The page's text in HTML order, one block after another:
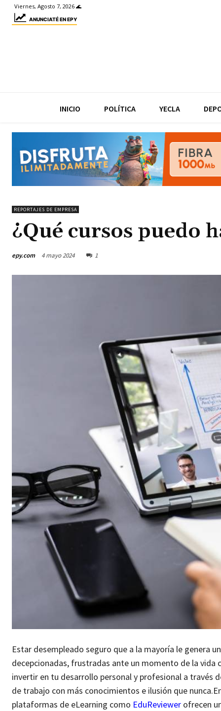
Viernes, Agosto 7, 2026 🌊
ANUNCIATÉ EN EPY
INICIO POLÍTICA YECLA
REPORTAJES DE EMPRESA
¿Qué cursos puedo
epy.com 4 mayo 2024 1
Estar desempleado seguro que a la mayoría le genera
decepcionadas, frustradas ante un momento de la vida
invertir en tu desarrollo personal y profesional a través
de trabajo con más conocimientos e ilusión que nunca.
plataformas de eLearning como EduReviewer ofrecen